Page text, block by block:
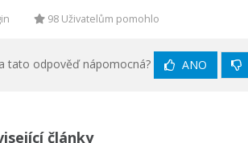
98 Uživatelům pomohlo
tato odpověď nápomocná? ANO
články